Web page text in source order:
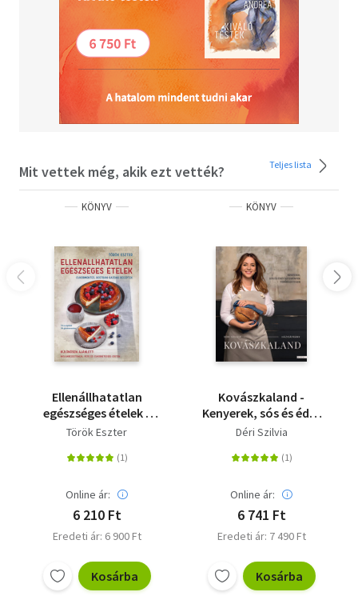
Mit vettek még, akik ezt vették? Teljes lista
KÖNYV
Ellenállhatatlan
egészséges ételek -
Cukormentes, rostban
Török Eszter
Online ár:
6 210 Ft
Eredeti ár: 6 900 Ft
Kosárba
KÖNYV
Kovászkaland -
Kenyerek, sós és édes
sütemények
Déri Szilvia
Online ár:
6 741 Ft
Eredeti ár: 7 490 Ft
Kosárba